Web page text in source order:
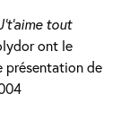
tout
ont le
présentation de